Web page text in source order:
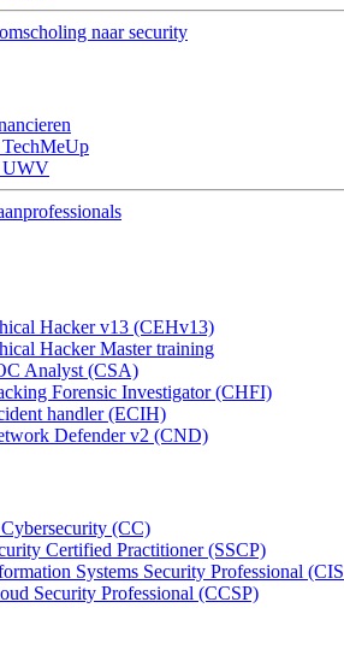
naar security
UWV
Hacker v13 (CEHv13)
Hacker Master training
Analyst (CSA)
Forensic Investigator (CHFI)
handler (ECIH)
Defender v2 (CND)
(CC)
Certified Practitioner (SSCP)
Systems Security Professional
Security Professional (CCSP)